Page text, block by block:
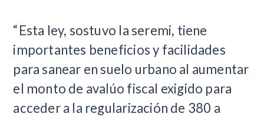
“Esta ley, sostuvo la seremi, tiene
importantes beneficios y facilidades
para sanear en suelo urbano al aumentar
el monto de avalúo fiscal exigido para
acceder a la regularización de 380 a